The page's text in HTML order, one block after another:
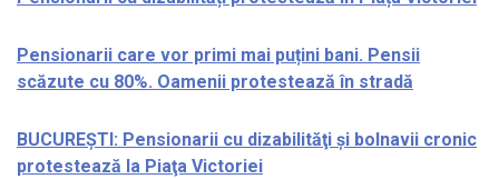
Pensionarii care vor primi mai puțini bani. Pensii
scăzute cu 80%. Oamenii protestează în stradă
BUCUREȘTI: Pensionarii cu dizabilităţi şi bolnavii cronic
protestează la Piaţa Victoriei